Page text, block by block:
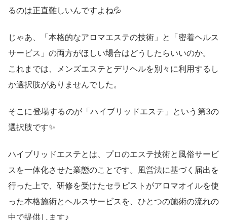
るのは正直難しいんですよね💦
じゃあ、「本格的なアロマエステの技術」と「密着ヘルス
サービス」の両方がほしい場合はどうしたらいいのか。
これまでは、メンズエステとデリヘルを別々に利用するし
か選択肢がありませんでした。
そこに登場するのが「ハイブリッドエステ」という第3の
選択肢です✨
ハイブリッドエステとは、プロのエステ技術と風俗サービ
スを一体化させた業態のことです。風営法に基づく届出を
行った上で、研修を受けたセラピストがアロマオイルを使
った本格施術とヘルスサービスを、ひとつの施術の流れの
中で提供します♪